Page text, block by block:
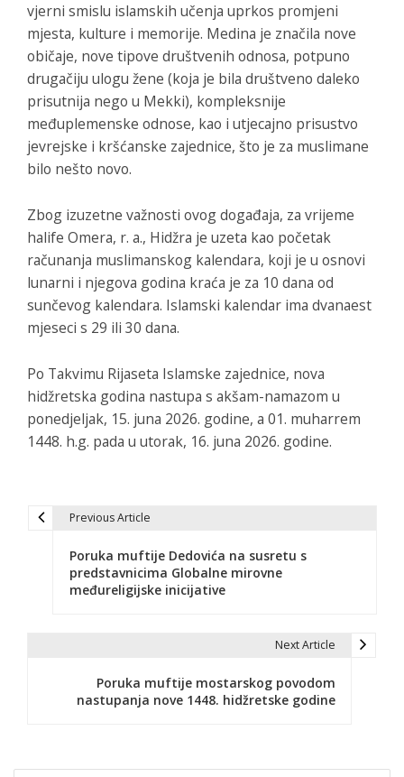
vjerni smislu islam­skih učenja uprkos promjeni
mjesta, kulture i memorije. Medina je značila nove
običaje, nove tipove društvenih odnosa, potpuno
drugačiju ulogu žene (koja je bila društveno daleko
prisutnija nego u Mekki), kompleksnije
međuplemenske odnose, kao i utjecajno prisustvo
jevrejske i kršćanske zajednice, što je za muslimane
bilo nešto novo.
Zbog izuzetne važnosti ovog događaja, za vrijeme
halife Omera, r. a., Hidžra je uzeta kao početak
računanja muslimanskog kalendara, koji je u osnovi
lunarni i njegova godina kraća je za 10 dana od
sunčevog kalendara. Islamski kalendar ima dvanaest
mjeseci s 29 ili 30 dana.
Po Takvimu Rijaseta Islamske zajednice, nova
hidžretska godina nastupa s akšam-namazom u
ponedjeljak, 15. juna 2026. godine, a 01. muharrem
1448. h.g. pada u utorak, 16. juna 2026. godine.
i
Previous Article
Poruka muftije Dedovića na susretu s
predstavnicima Globalne mirovne
međureligijske inicijative
Next Article
Poruka muftije mostarskog povodom
nastupanja nove 1448. hidžretske godine